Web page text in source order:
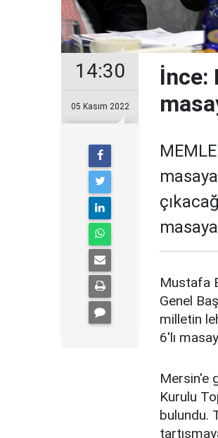
14:30
05 Kasım 2022
İnce:
Mustafa
Genel
milletin
6'lı
Mersin'e
Kurulu
bulundu.